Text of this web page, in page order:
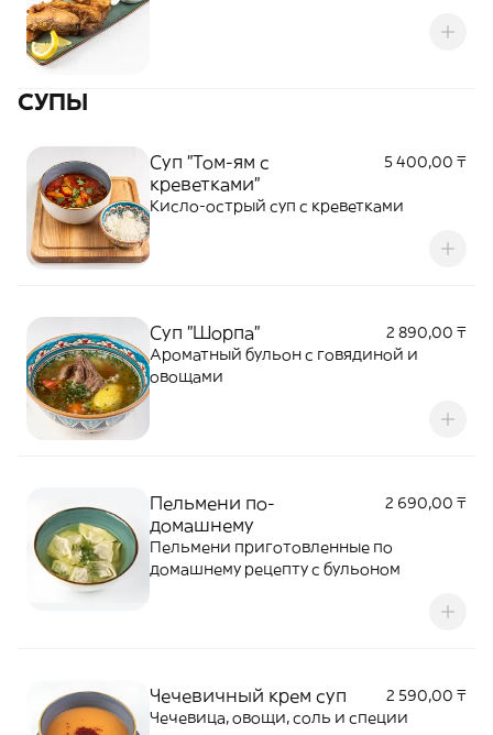
СУПЫ
Суп "Том-ям с
креветками"
5 400,00 ₸
Кисло-острый суп с креветками
Суп "Шорпа"
2 890,00 ₸
Ароматный бульон с говядиной и
овощами
Пельмени по-
домашнему
2 690,00 ₸
Пельмени приготовленные по
домашнему рецепту с бульоном
Чечевичный крем суп
2 590,00 ₸
Чечевица, овощи, соль и специи